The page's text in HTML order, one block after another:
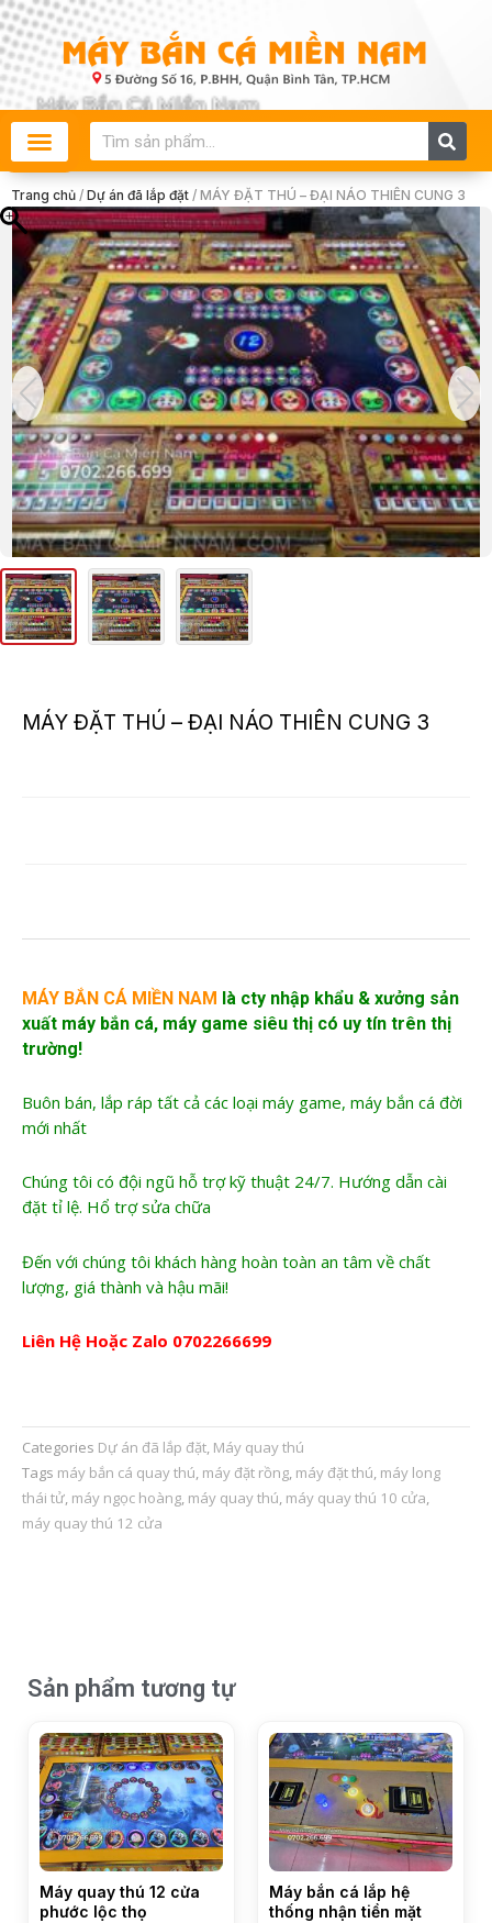
Skip
to
content
Search
Trang chủ / Dự án đã lắp đặt / MÁY ĐẶT THÚ – ĐẠI NÁO THIÊN CUNG 3
MÁY ĐẶT THÚ – ĐẠI NÁO THIÊN CUNG 3
MÁY BẮN CÁ MIỀN NAM là cty nhập khẩu & xưởng sản
xuất máy bắn cá, máy game siêu thị có uy tín trên thị
trường!
Buôn bán, lắp ráp tất cả các loại máy game, máy bắn cá đời
mới nhất
Chúng tôi có đội ngũ hỗ trợ kỹ thuật 24/7. Hướng dẫn cài
đặt tỉ lệ. Hổ trợ sửa chữa
Đến với chúng tôi khách hàng hoàn toàn an tâm về chất
lượng, giá thành và hậu mãi!
Liên Hệ Hoặc Zalo 0702266699
Categories Dự án đã lắp đặt, Máy quay thú
Tags máy bắn cá quay thú, máy đặt rồng, máy đặt thú, máy long
thái tử, máy ngọc hoàng, máy quay thú, máy quay thú 10 cửa,
máy quay thú 12 cửa
Sản phẩm tương tự
Máy quay thú 12 cửa
phước lộc thọ
Máy bắn cá lắp hệ
thống nhận tiền mặt